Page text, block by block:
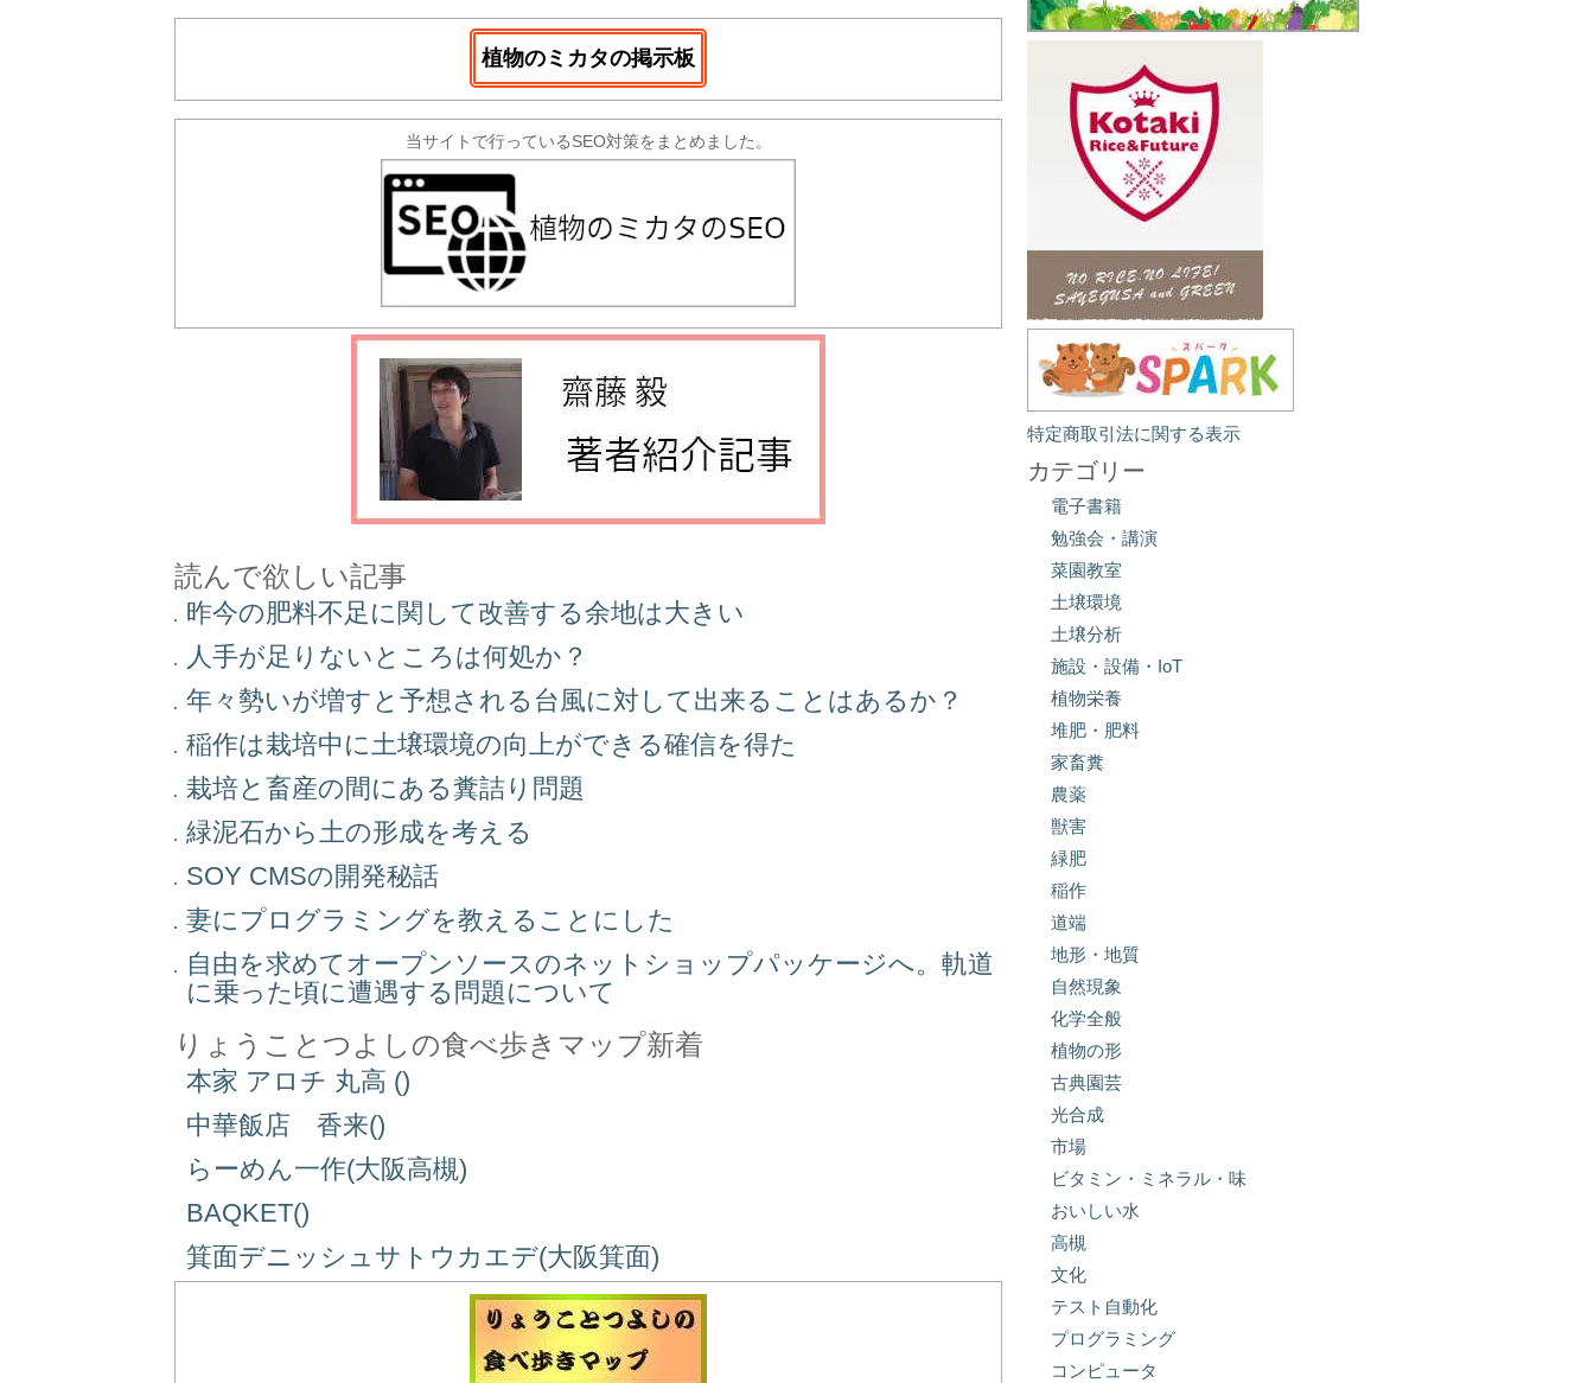
植物のミカタの掲示板
当サイトで行っているSEO対策をまとめました。
読んで欲しい記事
昨今の肥料不足に関して改善する余地は大きい
人手が足りないところは何処か？
年々勢いが増すと予想される台風に対して出来ることはあるか？
稲作は栽培中に土壌環境の向上ができる確信を得た
栽培と畜産の間にある糞詰り問題
緑泥石から土の形成を考える
SOY CMSの開発秘話
妻にプログラミングを教えることにした
自由を求めてオープンソースのネットショップパッケージへ。軌道
に乗った頃に遭遇する問題について
りょうことつよしの食べ歩きマップ新着
本家 アロチ 丸高 ()
中華飯店 香来()
らーめん一作(大阪高槻)
BAQKET()
箕面デニッシュサトウカエデ(大阪箕面)
特定商取引法に関する表示
カテゴリー
電子書籍
勉強会・講演
菜園教室
土壌環境
土壌分析
施設・設備・IoT
植物栄養
堆肥・肥料
家畜糞
農薬
獣害
緑肥
稲作
道端
地形・地質
自然現象
化学全般
植物の形
古典園芸
光合成
市場
ビタミン・ミネラル・味
おいしい水
高槻
文化
テスト自動化
プログラミング
コンピュータ